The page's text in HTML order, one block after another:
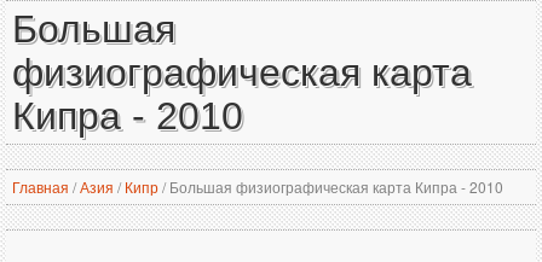
Большая
физиографическая карта
Кипра - 2010
Главная /Азия / Кипр/Большая физиографическая карта Кипра - 2010